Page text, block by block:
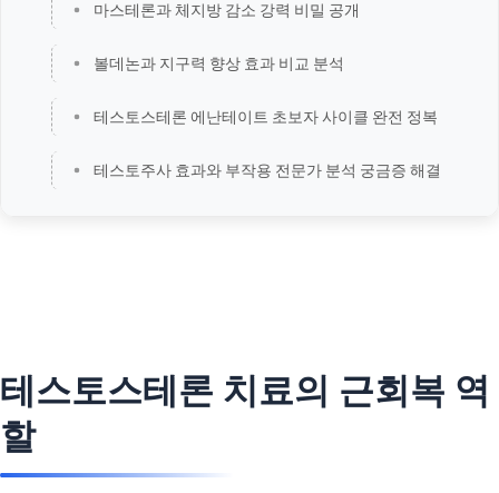
마스테론과 체지방 감소 강력 비밀 공개
볼데논과 지구력 향상 효과 비교 분석
테스토스테론 에난테이트 초보자 사이클 완전 정복
테스토주사 효과와 부작용 전문가 분석 궁금증 해결
테스토스테론 치료의 근회복 역
할